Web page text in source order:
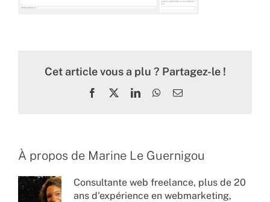
Cet article vous a plu ? Partagez-le !
Facebook LinkedInWhatsApp
Email
À propos de Marine Le Guernigou
Consultante web freelance, plus de 20
ans d'expérience en webmarketing,